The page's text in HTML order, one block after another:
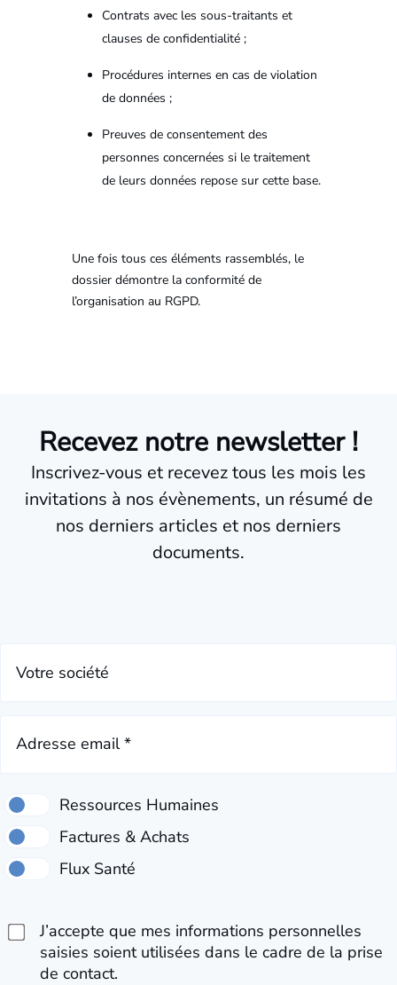
Contrats avec les sous-traitants et
clauses de confidentialité ;
Procédures internes en cas de violation
de données ;
Preuves de consentement des
personnes concernées si le traitement
de leurs données repose sur cette base.
Une fois tous ces éléments rassemblés, le
dossier démontre la conformité de
l’organisation au RGPD.
Recevez notre newsletter !
Inscrivez-vous et recevez tous les mois les
invitations à nos évènements, un résumé de
nos derniers articles et nos derniers
documents.
Votre société
Adresse email *
J’accepte que mes informations personnelles
saisies soient utilisées dans le cadre de la prise
de contact.